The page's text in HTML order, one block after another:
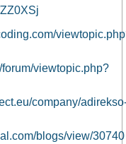
viewtopic.php?
company/
blogs/view/30740